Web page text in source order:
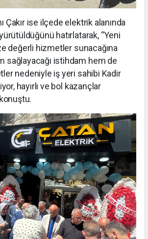
Çakır ise ilçede elektrik alanında
hatırlatarak, “Yeni
değerli hizmetler sunacağına
sağlayacağı istihdam hem de
nedeniyle iş yeri sahibi Kadir
hayırlı ve bol kazançlar